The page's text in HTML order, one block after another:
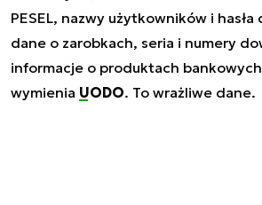
PESEL, nazwy użytkowników i
dane o zarobkach, seria i numery
informacje o produktach
wymienia UODO. To wrażliwe dane.